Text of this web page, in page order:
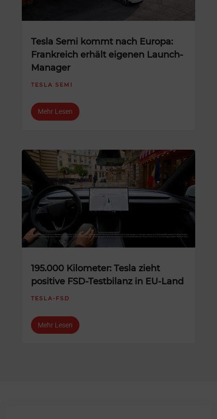
Tesla Semi kommt nach Europa:
Frankreich erhält eigenen Launch-
Manager
TESLA SEMI
Mehr Lesen
195.000 Kilometer: Tesla zieht
positive FSD-Testbilanz in EU-Land
TESLA-FSD
Mehr Lesen